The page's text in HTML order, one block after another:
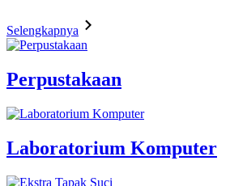
Selengkapnya
Perpustakaan
Laboratorium Komputer